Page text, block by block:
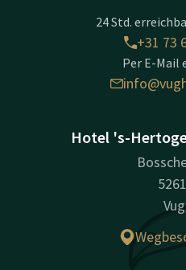
24 Std.
+31 73
Per E-Mail
Hotel 's-